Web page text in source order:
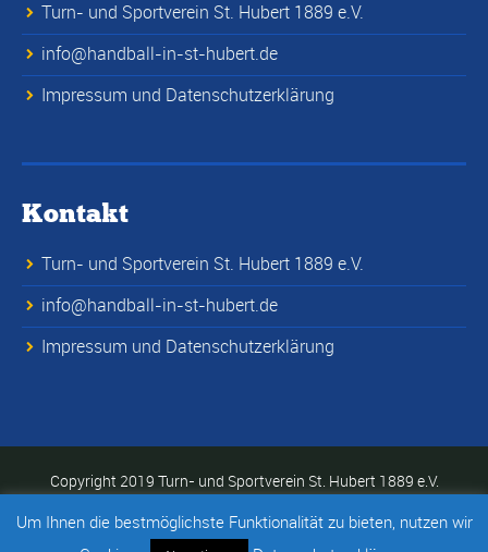
Turn- und Sportverein St. Hubert 1889 e.V.
info@handball-in-st-hubert.de
Impressum und Datenschutzerklärung
Kontakt
Turn- und Sportverein St. Hubert 1889 e.V.
info@handball-in-st-hubert.de
Impressum und Datenschutzerklärung
Copyright 2019 Turn- und Sportverein St. Hubert 1889 e.V.
Um Ihnen die bestmöglichste Funktionalität zu bieten, nutzen wir